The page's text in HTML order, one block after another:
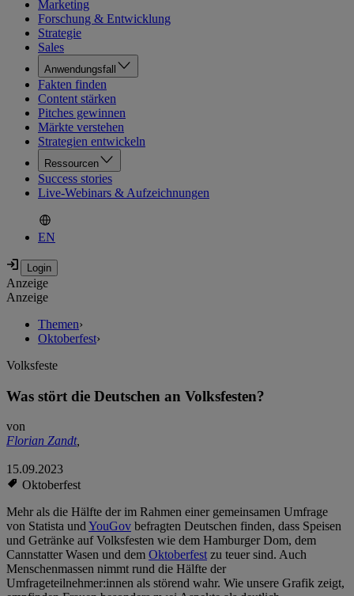
Marketing
Forschung & Entwicklung
Strategie
Sales
Anwendungsfall
Fakten finden
Content stärken
Pitches gewinnen
Märkte verstehen
Strategien entwickeln
Ressourcen
Success stories
Live-Webinars & Aufzeichnungen
EN
Anzeige
Anzeige
Themen›
Oktoberfest›
Volksfeste
Was stört die Deutschen an Volksfesten?
von
Florian Zandt,
15.09.2023
Oktoberfest
Mehr als die Hälfte der im Rahmen einer gemeinsamen Umfrage
von Statista undYouGov befragten Deutschen finden, dass Speisen
und Getränke auf Volksfesten wie dem Hamburger Dom, dem
Cannstatter Wasen und dem Oktoberfestzu teuer sind. Auch
Menschenmassen nimmt rund die Hälfte der
Umfrageteilnehmer:innen als störend wahr. Wie unsere Grafik zeigt,